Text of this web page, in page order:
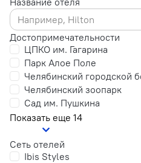
Достопримечательности
ЦПКО им. Гагарина
Парк Алое Поле
Челябинский городской
Челябинский зоопарк
Сад им. Пушкина
Показать еще 14
Сеть отелей
Ibis Styles